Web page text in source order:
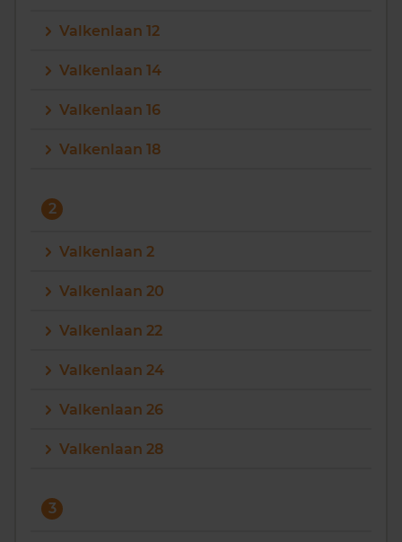
Maandag t/m vrijdag - 08:00 -18:00
Valkenlaan 12
Valkenlaan 14
Valkenlaan 16
Valkenlaan 18
2
Valkenlaan 2
Valkenlaan 20
Valkenlaan 22
Valkenlaan 24
Valkenlaan 26
Valkenlaan 28
3